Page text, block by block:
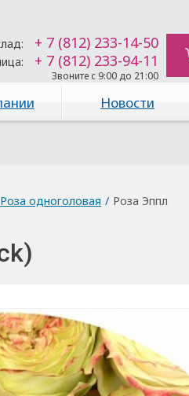
+ 7 (812) 233-14-50
+ 7 (812) 233-94-11
Звоните с 9:00 до 21:00
Новости
Роза одноголовая / Роза Эппл